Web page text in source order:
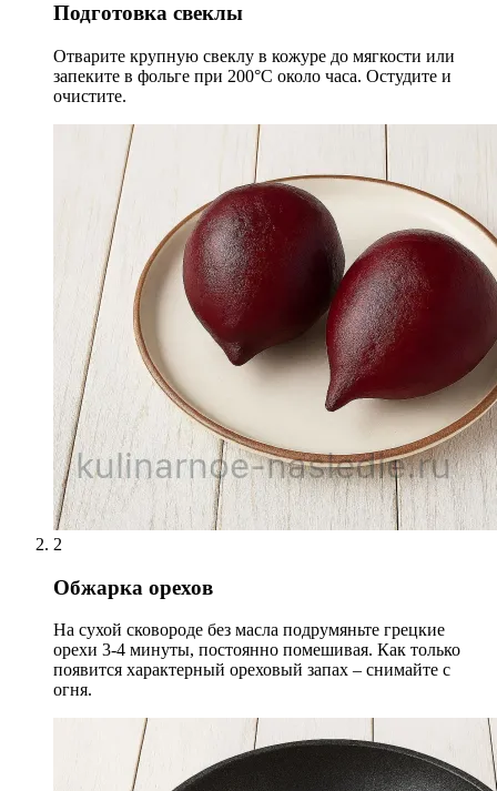
Подготовка свеклы
Отварите крупную свеклу в кожуре до мягкости или
запеките в фольге при 200°C около часа. Остудите и
очистите.
2
Обжарка орехов
На сухой сковороде без масла подрумяньте грецкие
орехи 3-4 минуты, постоянно помешивая. Как только
появится характерный ореховый запах – снимайте с
огня.